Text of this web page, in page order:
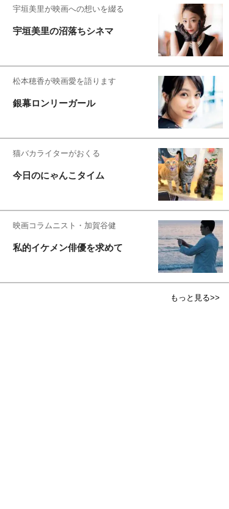
宇垣美里が映画への想いを綴る
宇垣美里の沼落ちシネマ
松本穂香が映画愛を語ります
銀幕ロンリーガール
猫バカライターがおくる
今日のにゃんこタイム
映画コラムニスト・加賀谷健
私的イケメン俳優を求めて
もっと見る>>